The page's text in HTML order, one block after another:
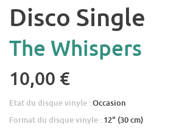
Disco Single
The Whispers
10,00 €
Etat du disque vinyle :Occasion
Format du disque vinyle : 12" (30 cm)